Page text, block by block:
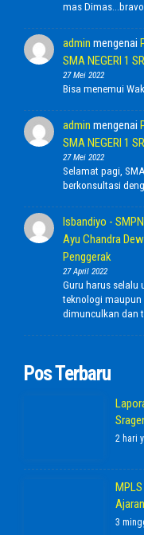
mas
admin mengenai
SMA NEGERI 1
27 Mei 2022
Bisa menemui
admin mengenai
SMA NEGERI 1
27 Mei 2022
Selamat pagi,
berkonsultasi
Isbandiyo -
Ayu Chandra
Penggerak
27 April 2022
Guru harus selalu
teknologi maupun
dimunculkan dan
Pos Terbaru
2 hari
3